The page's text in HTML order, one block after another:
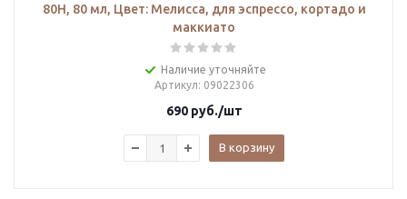
80H, 80 мл, Цвет: Мелисса, для эспрессо, кортадо и
маккиато
Наличие уточняйте
Артикул: 09022306
690руб./шт
В корзину